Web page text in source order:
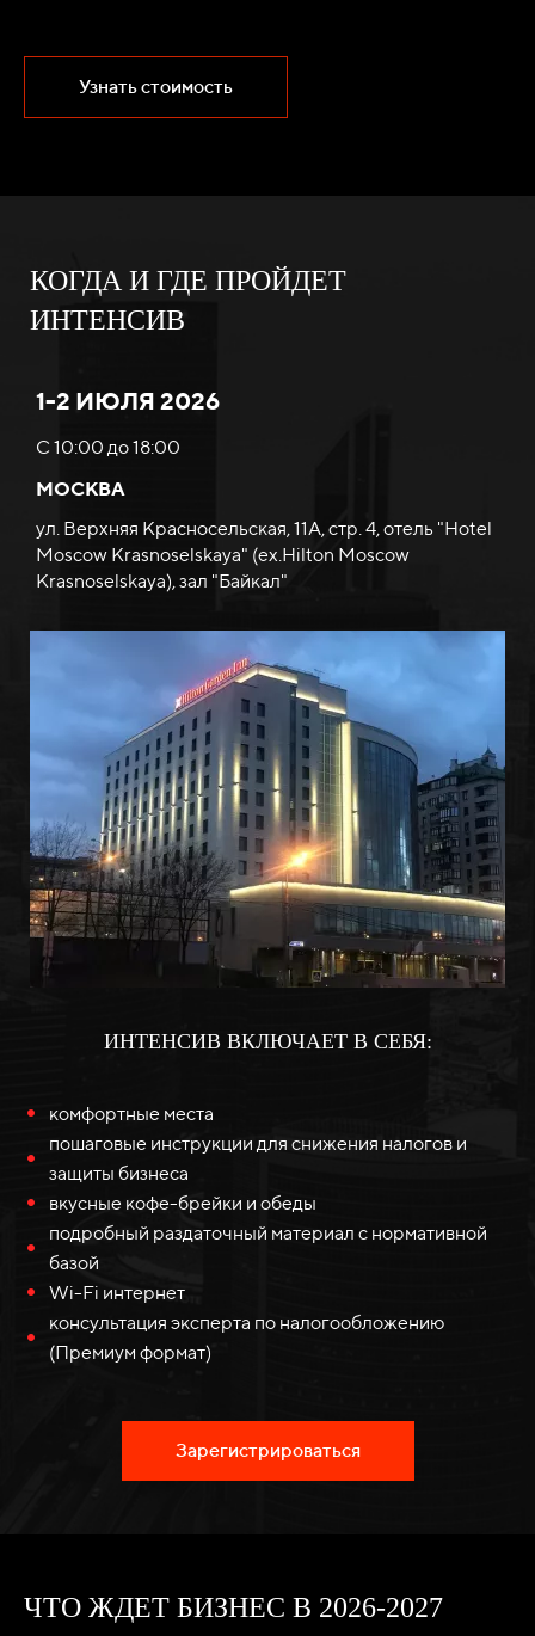
Узнать стоимость
КОГДА И ГДЕ ПРОЙДЕТ
ИНТЕНСИВ
1-2 ИЮЛЯ 2026
С 10:00 до 18:00
МОСКВА
ул. Верхняя Красносельская, 11А, стр. 4, отель "Hotel
Moscow Krasnoselskaya" (ex.Hilton Moscow
Krasnoselskaya), зал "Байкал"
ИНТЕНСИВ ВКЛЮЧАЕТ В СЕБЯ:
комфортные места
пошаговые инструкции для снижения налогов и
защиты бизнеса
вкусные кофе-брейки и обеды
подробный раздаточный материал с нормативной
базой
Wi-Fi интернет
консультация эксперта по налогообложению
(Премиум формат)
Зарегистрироваться
ЧТО ЖДЕТ БИЗНЕС В 2026-2027